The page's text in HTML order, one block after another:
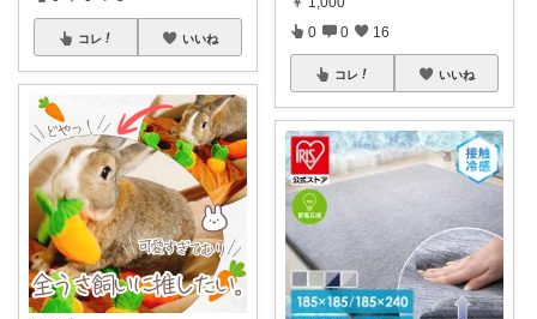
コレ いいね 0 0 16
コレ いいね